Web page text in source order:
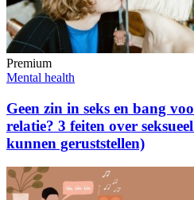
Premium
Mental health
Geen zin in seks en bang
relatie? 3 feiten over
kunnen geruststellen)